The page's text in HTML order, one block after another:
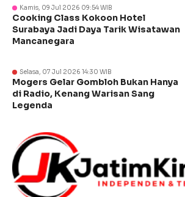
Kamis, 09 Jul 2026 09:54 WIB
Cooking Class Kokoon Hotel
Surabaya Jadi Daya Tarik Wisatawan
Mancanegara
Selasa, 07 Jul 2026 14:30 WIB
Mogers Gelar Gombloh Bukan Hanya
di Radio, Kenang Warisan Sang
Legenda